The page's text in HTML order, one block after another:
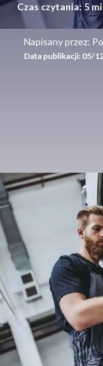
Czas czytania:5
Napisany przez:
Data publikacji: 05/